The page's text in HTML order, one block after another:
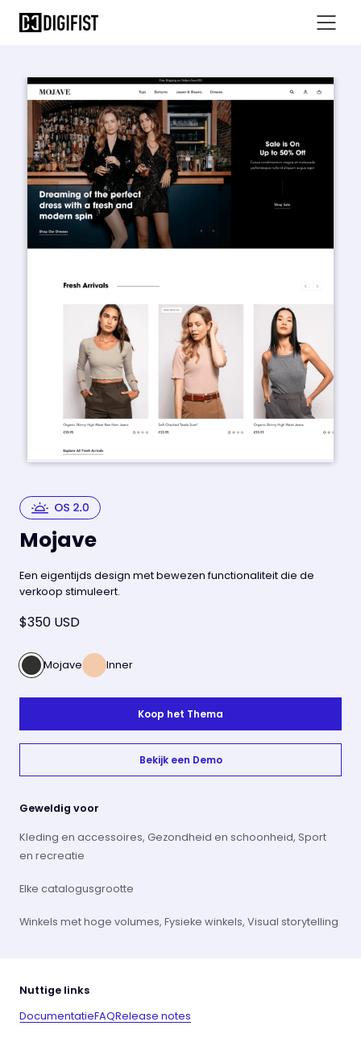
Mojave
Een eigentijds design met bewezen functionaliteit die de
verkoop stimuleert.
$350 USD
Mojave Inner
Koop het Thema
Bekijk een Demo
Geweldig voor
Kleding en accessoires, Gezondheid en schoonheid, Sport
en recreatie
Elke catalogusgrootte
Winkels met hoge volumes, Fysieke winkels, Visual storytelling
Nuttige links
DocumentatieFAQRelease notes